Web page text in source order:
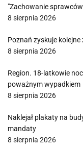
"Zachowanie
8 sierpnia 2026
Poznań zyskuje
8 sierpnia 2026
Region. 18-latkowie
poważnym wypadkiem
8 sierpnia 2026
Naklejał plakaty na
mandaty
8 sierpnia 2026